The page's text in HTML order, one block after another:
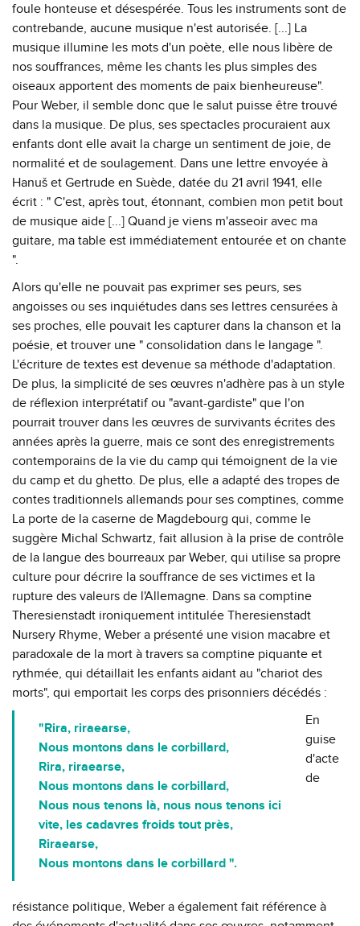
foule honteuse et désespérée. Tous les instruments sont de
contrebande, aucune musique n'est autorisée. [...] La
musique illumine les mots d'un poète, elle nous libère de
nos souffrances, même les chants les plus simples des
oiseaux apportent des moments de paix bienheureuse".
Pour Weber, il semble donc que le salut puisse être trouvé
dans la musique. De plus, ses spectacles procuraient aux
enfants dont elle avait la charge un sentiment de joie, de
normalité et de soulagement. Dans une lettre envoyée à
Hanuš et Gertrude en Suède, datée du 21 avril 1941, elle
écrit : " C'est, après tout, étonnant, combien mon petit bout
de musique aide [...] Quand je viens m'asseoir avec ma
guitare, ma table est immédiatement entourée et on chante
".
Alors qu'elle ne pouvait pas exprimer ses peurs, ses
angoisses ou ses inquiétudes dans ses lettres censurées à
ses proches, elle pouvait les capturer dans la chanson et la
poésie, et trouver une " consolidation dans le langage ".
L'écriture de textes est devenue sa méthode d'adaptation.
De plus, la simplicité de ses œuvres n'adhère pas à un style
de réflexion interprétatif ou "avant-gardiste" que l'on
pourrait trouver dans les œuvres de survivants écrites des
années après la guerre, mais ce sont des enregistrements
contemporains de la vie du camp qui témoignent de la vie
du camp et du ghetto. De plus, elle a adapté des tropes de
contes traditionnels allemands pour ses comptines, comme
La porte de la caserne de Magdebourg qui, comme le
suggère Michal Schwartz, fait allusion à la prise de contrôle
de la langue des bourreaux par Weber, qui utilise sa propre
culture pour décrire la souffrance de ses victimes et la
rupture des valeurs de l'Allemagne. Dans sa comptine
Theresienstadt ironiquement intitulée Theresienstadt
Nursery Rhyme, Weber a présenté une vision macabre et
paradoxale de la mort à travers sa comptine piquante et
rythmée, qui détaillait les enfants aidant au "chariot des
morts", qui emportait les corps des prisonniers décédés :
"Rira, riraearse,
Nous montons dans le corbillard,
Rira, riraearse,
Nous montons dans le corbillard,
Nous nous tenons là, nous nous tenons ici
vite, les cadavres froids tout près,
Riraearse,
Nous montons dans le corbillard ".
En
guise
d'acte
de
résistance politique, Weber a également fait référence à